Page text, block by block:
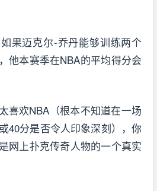
果迈克尔-乔丹能够训练两个
他本赛季在NBA的平均得分会
喜欢NBA（根本不知道在一场
40分是否令人印象深刻），你
网上扑克传奇人物的一个真实